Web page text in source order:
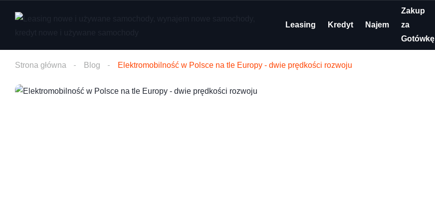
Leasing Kredyt Najem
Zakup
za
Gotówkę
Strona główna Blog Elektromobilność w Polsce na tle Europy - dwie prędkości rozwoju